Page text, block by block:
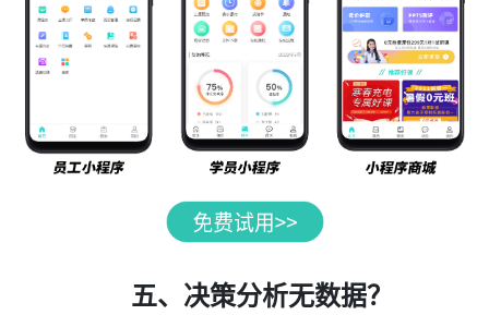
五、决策分析无数据？